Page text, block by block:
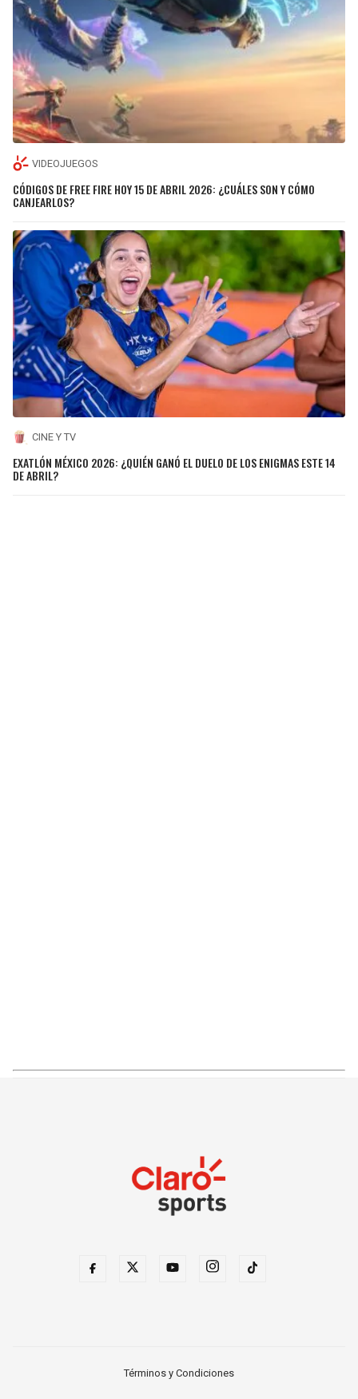
VIDEOJUEGOS
CÓDIGOS DE FREE FIRE HOY 15 DE ABRIL 2026: ¿CUÁLES SON Y CÓMO
CANJEARLOS?
CINE Y TV
EXATLÓN MÉXICO 2026: ¿QUIÉN GANÓ EL DUELO DE LOS ENIGMAS ESTE 14
DE ABRIL?
Términos y Condiciones